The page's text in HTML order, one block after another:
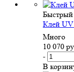
Быстрый
Клей
Много
10 070
-
В